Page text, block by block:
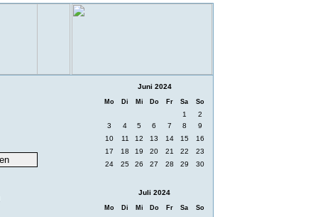
Juni 2024
Mo Di Mi Do Fr Sa So
1
2
3
4 5 6 7 8
9
10
11 12 13 14 15
16
17
18 19 20 21 22
23
24
25 26 27 28 29 30
Juli 2024
Mo Di Mi Do Fr Sa So